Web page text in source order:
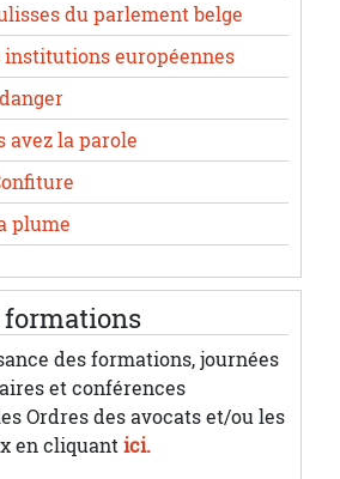
du parlement belge
institutions européennes
avez la parole
plume
formations
des formations, journées
et conférences
Ordres des avocats et/ou les
en cliquantici.